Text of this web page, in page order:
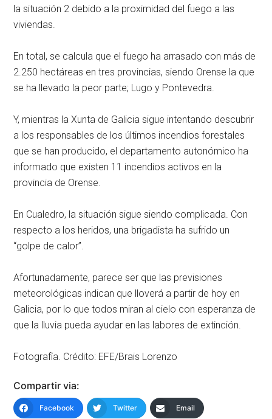
la situación 2 debido a la proximidad del fuego a las
viviendas.
En total, se calcula que el fuego ha arrasado con más de
2.250 hectáreas en tres provincias, siendo Orense la que
se ha llevado la peor parte; Lugo y Pontevedra.
Y, mientras la Xunta de Galicia sigue intentando descubrir
a los responsables de los últimos incendios forestales
que se han producido, el departamento autonómico ha
informado que existen 11 incendios activos en la
provincia de Orense.
En Cualedro, la situación sigue siendo complicada. Con
respecto a los heridos, una brigadista ha sufrido un
“golpe de calor”.
Afortunadamente, parece ser que las previsiones
meteorológicas indican que lloverá a partir de hoy en
Galicia, por lo que todos miran al cielo con esperanza de
que la lluvia pueda ayudar en las labores de extinción.
Fotografía. Crédito: EFE/Brais Lorenzo
Compartir via:
Facebook Twitter Email